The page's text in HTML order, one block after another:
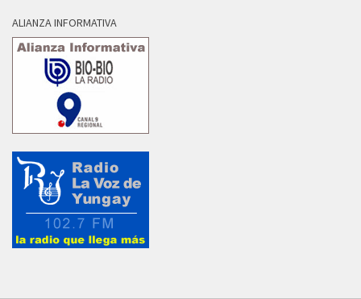
ALIANZA INFORMATIVA